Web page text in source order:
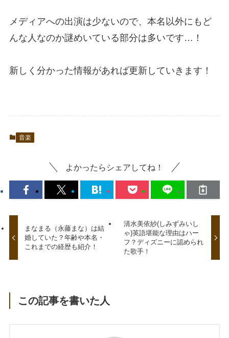
メディアへの出演は少ないので、本名以外にもど
んな人なのか謎めいている部分は多いです…！
新しく分かった情報があれば更新していきます！
音楽
よかったらシェアしてね！
まなまる（永藤まな）は結
婚していた？年齢や本名・
これまでの経歴も紹介！
清水美依紗(しみずみいし
ゃ)英語堪能な理由はハー
フ？ディズニーに認められ
た歌手！
この記事を書いた人